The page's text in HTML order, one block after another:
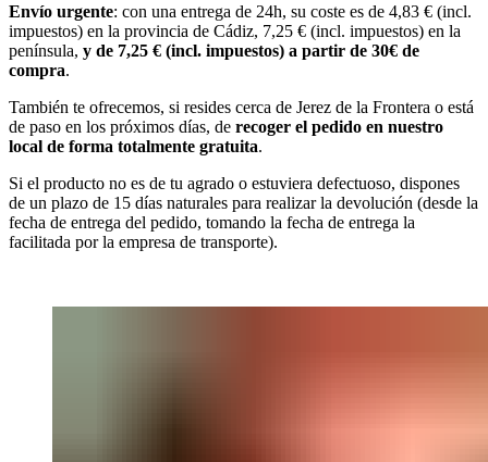
Envío urgente: con una entrega de 24h, su coste es de 4,83 € (incl.
impuestos) en la provincia de Cádiz, 7,25 € (incl. impuestos) en la
península, y de 7,25 € (incl. impuestos) a partir de 30€ de
compra.
También te ofrecemos, si resides cerca de Jerez de la Frontera o está
de paso en los próximos días, de recoger el pedido en nuestro
local de forma totalmente gratuita.
Si el producto no es de tu agrado o estuviera defectuoso, dispones
de un plazo de 15 días naturales para realizar la devolución (desde la
fecha de entrega del pedido, tomando la fecha de entrega la
facilitada por la empresa de transporte).